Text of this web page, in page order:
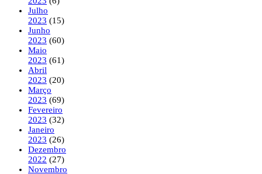
Julho
2023 (15)
Junho
2023 (60)
Maio
2023 (61)
Abril
2023 (20)
Março
2023 (69)
Fevereiro
2023 (32)
Janeiro
2023 (26)
Dezembro
2022 (27)
Novembro